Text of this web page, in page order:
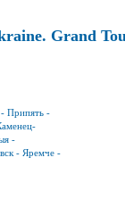
Grand
- Припять -
-
- Яремче -